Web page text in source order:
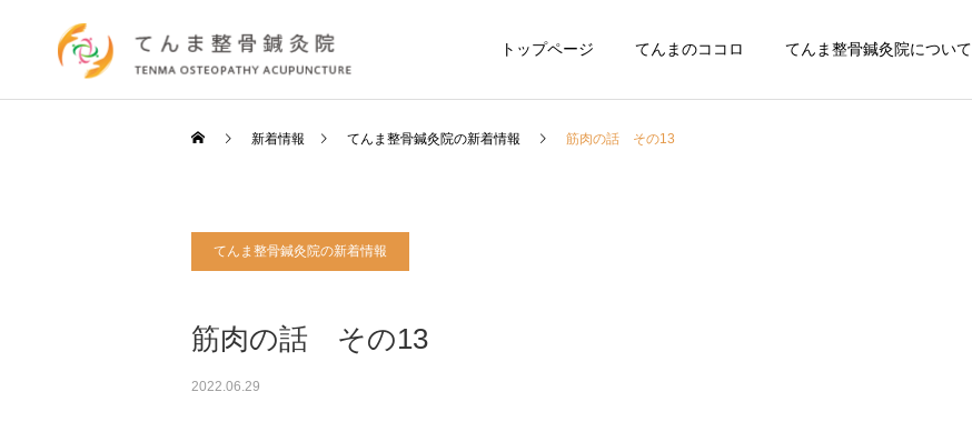
トップページ てんまのココロ てんま整骨鍼灸院について
新着情報 てんま整骨鍼灸院の新着情報 筋肉の話 その13
てんま整骨鍼灸院の新着情報
筋肉の話 その13
2022.06.29